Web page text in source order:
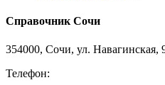
Справочник Сочи
354000, Сочи, ул. Навагинская,
Телефон: